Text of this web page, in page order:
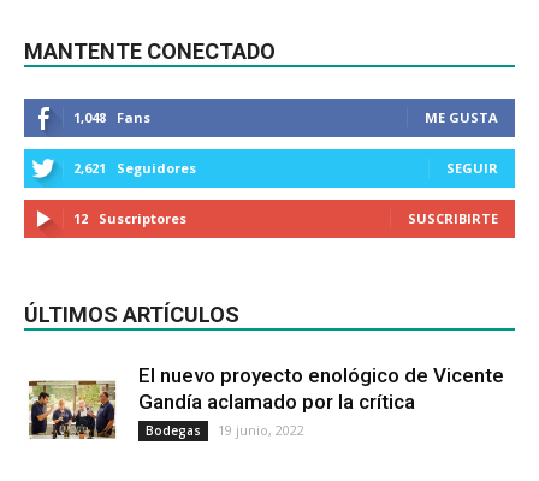
MANTENTE CONECTADO
1,048 Fans ME GUSTA
2,621 Seguidores SEGUIR
12 Suscriptores SUSCRIBIRTE
ÚLTIMOS ARTÍCULOS
El nuevo proyecto enológico de Vicente
Gandía aclamado por la crítica
Bodegas 19 junio, 2022